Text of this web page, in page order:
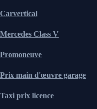
Carvertical
Mercedes Class V
Promoneuve
Prix main d'œuvre garage
Taxi prix licence